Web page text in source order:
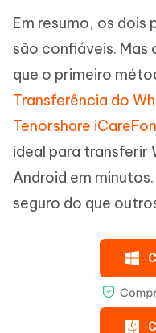
Em resumo, os dois
são confiáveis.
que o primeiro
Transferência do
Tenorshare
ideal para transferir
Android em
seguro do que